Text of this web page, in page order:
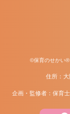
©保育のせかい®
住所：
企画・監修者：保育